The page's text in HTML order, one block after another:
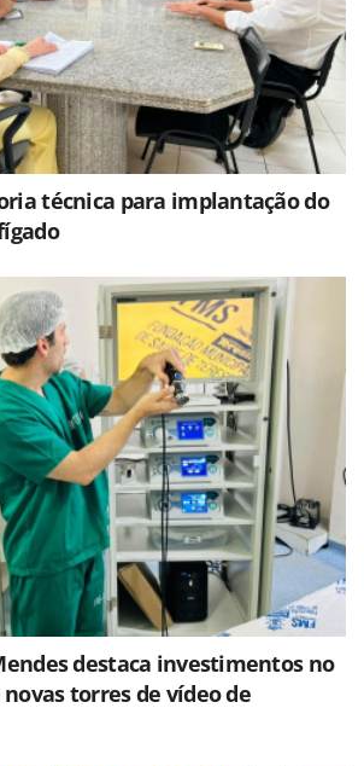
técnica para implantação do
destaca investimentos no
torres de vídeo de